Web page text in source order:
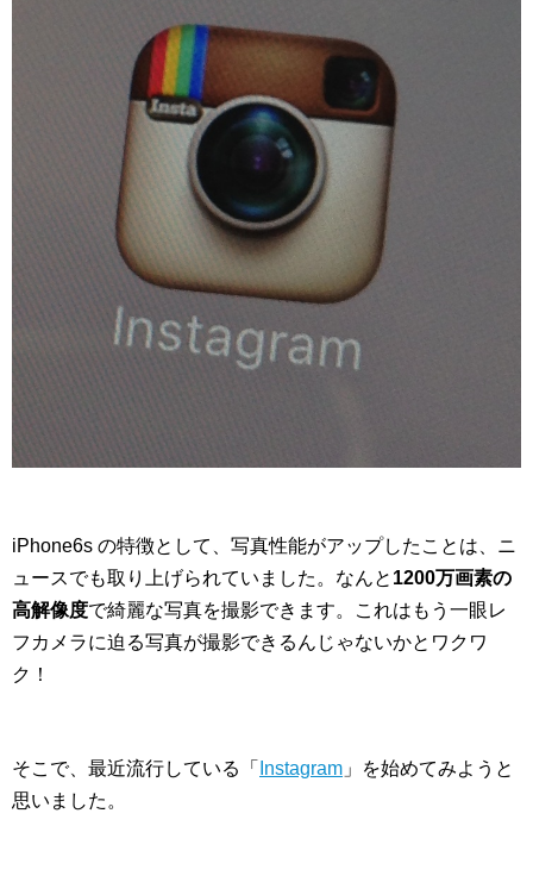
iPhone6s の特徴として、写真性能がアップしたことは、ニ
ュースでも取り上げられていました。なんと 1200万画素の
高解像度で綺麗な写真を撮影できます。これはもう一眼レ
フカメラに迫る写真が撮影できるんじゃないかとワクワ
ク！
そこで、最近流行している「 Instagram 」を始めてみようと
思いました。